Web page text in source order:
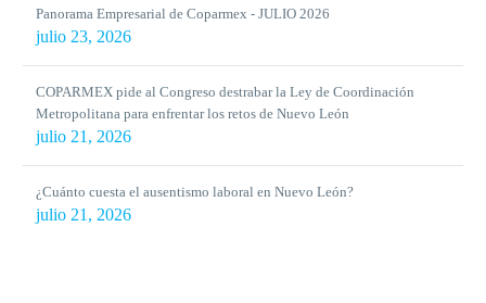
Panorama Empresarial de Coparmex - JULIO 2026
julio 23, 2026
COPARMEX pide al Congreso destrabar la Ley de Coordinación
Metropolitana para enfrentar los retos de Nuevo León
julio 21, 2026
¿Cuánto cuesta el ausentismo laboral en Nuevo León?
julio 21, 2026